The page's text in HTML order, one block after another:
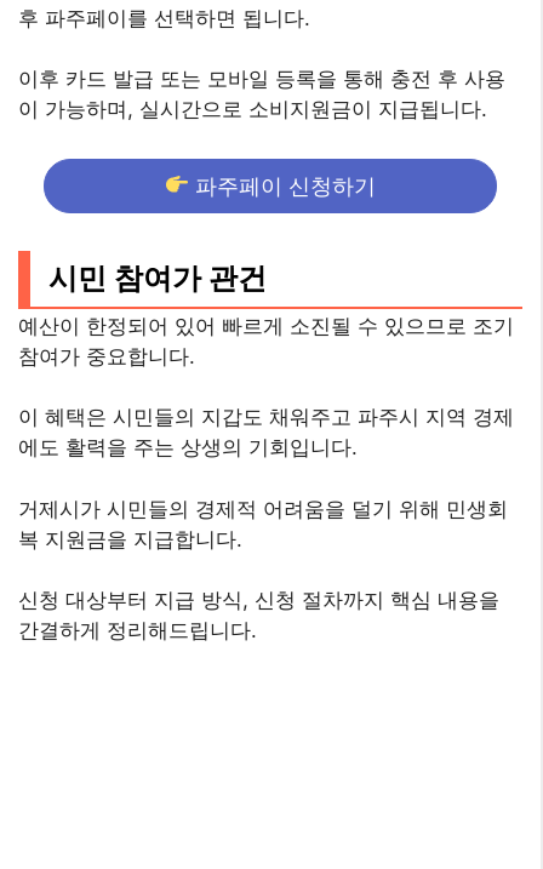
후 파주페이를 선택하면 됩니다.
이후 카드 발급 또는 모바일 등록을 통해 충전 후 사용
이 가능하며, 실시간으로 소비지원금이 지급됩니다.
파주페이 신청하기
시민 참여가 관건
예산이 한정되어 있어 빠르게 소진될 수 있으므로 조기
참여가 중요합니다.
이 혜택은 시민들의 지갑도 채워주고 파주시 지역 경제
에도 활력을 주는 상생의 기회입니다.
거제시가 시민들의 경제적 어려움을 덜기 위해 민생회
복 지원금을 지급합니다.
신청 대상부터 지급 방식, 신청 절차까지 핵심 내용을
간결하게 정리해드립니다.